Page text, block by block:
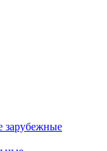
зарубежные